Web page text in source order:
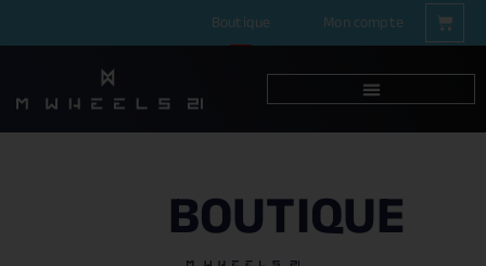
Boutique Mon compte
BOUTIQUE